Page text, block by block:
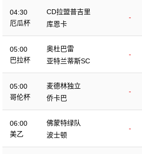
04:30
厄瓜杯
CD拉盟普吉里
-
库恩卡
05:00
巴拉杯
奥杜巴雷
-
亚特兰蒂斯SC
05:00
哥伦杯
麦德林独立
-
侨卡巴
06:00
美乙
佛蒙特绿队
-
波士顿